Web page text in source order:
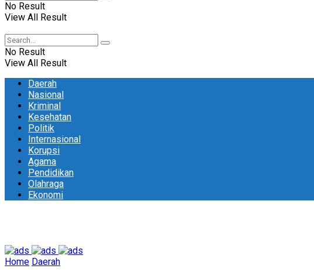
No Result
View All Result
No Result
View All Result
Daerah
Nasional
Kriminal
Kesehatan
Politik
Internasional
Korupsi
Agama
Pendidikan
Olahraga
Ekonomi
Home Daerah